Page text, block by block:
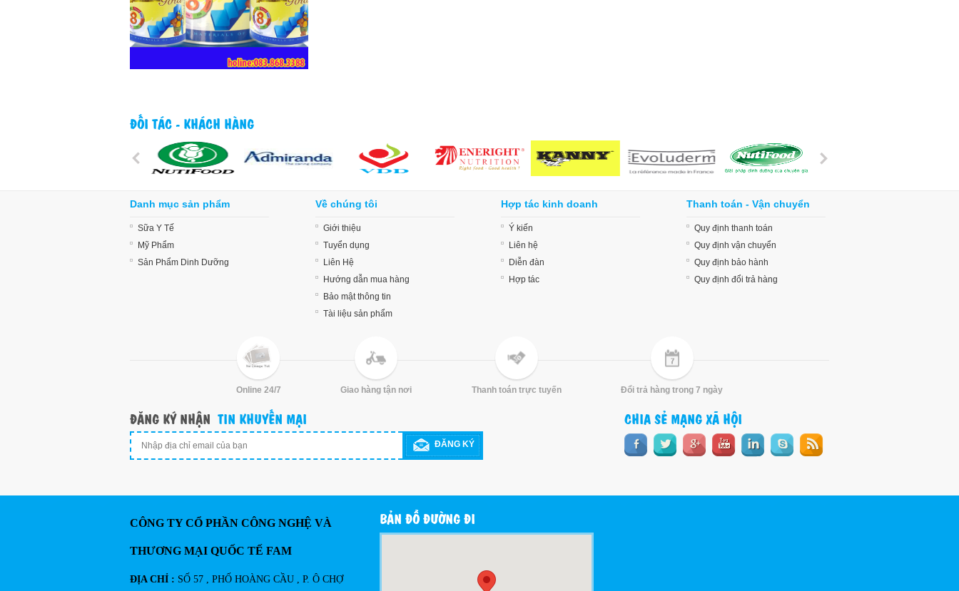
ĐỐI TÁC - KHÁCH HÀNG
Danh mục sản phẩm
Sữa Y Tế
Mỹ Phẩm
Sản Phẩm Dinh Dưỡng
Về chúng tôi
Giới thiệu
Tuyển dụng
Liên Hệ
Hướng dẫn mua hàng
Bảo mật thông tin
Tài liệu sản phẩm
Hợp tác kinh doanh
Ý kiến
Liên hệ
Diễn đàn
Hợp tác
Thanh toán - Vận chuyển
Quy định thanh toán
Quy định vận chuyển
Quy định bảo hành
Quy định đổi trả hàng
Online 24/7 Giao hàng tận nơi Thanh toán trực tuyến Đổi trả hàng trong 7 ngày
ĐĂNG KÝ NHẬN TIN KHUYẾN MẠI
ĐĂNG KÝ
CHIA SẺ MẠNG XÃ HỘI
CÔNG TY CỔ PHẦN CÔNG NGHỆ VÀ
THƯƠNG MẠI QUỐC TẾ FAM
ĐỊA CHỈ : SỐ 57 , PHỐ HOÀNG CẦU , P. Ô CHỢ
BẢN ĐỒ ĐƯỜNG ĐI